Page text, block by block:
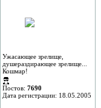
Ужасающее зрелище,
душераздирающее зрелище...
Кошмар!
Постов: 7690
Дата регистрации: 18.05.2005